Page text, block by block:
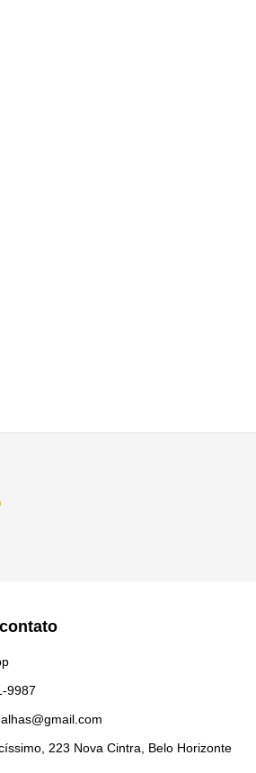
9987
223 Nova Cintra, Belo Horizonte